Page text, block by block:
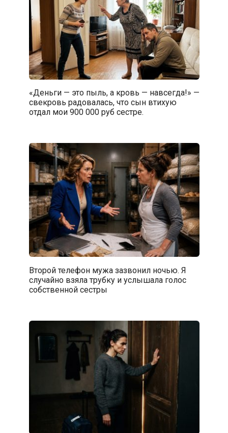
«Деньги — это пыль, а кровь — навсегда!» —
свекровь радовалась, что сын втихую
отдал мои 900 000 руб сестре.
Второй телефон мужа зазвонил ночью. Я
случайно взяла трубку и услышала голос
собственной сестры